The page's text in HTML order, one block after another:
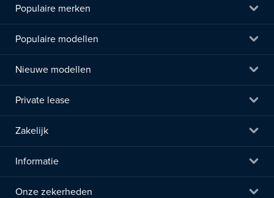
Populaire merken
Populaire modellen
Nieuwe modellen
Private lease
Zakelijk
Informatie
Onze zekerheden